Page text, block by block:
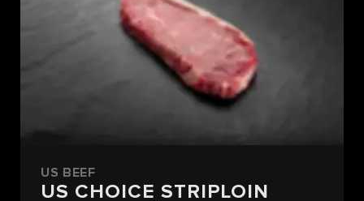
US BEEF
US CHOICE STRIPLOIN